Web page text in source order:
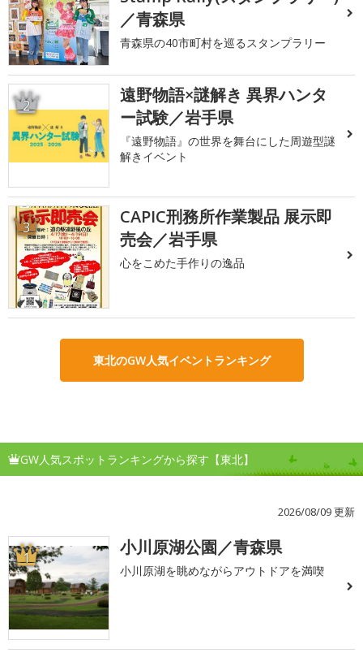
／青森県
青森県の40市町村を巡るスタンプラリー
2
遠野物語×謎解き 異界ハンタ
ー試験／岩手県
『遠野物語』の世界を舞台にした周遊型謎
解きイベント
3
CAPIC刑務所作業製品 展示即
売会／岩手県
心をこめた手作りの逸品
東北のGW人気イベントランキング
GW人気スポットランキングから探す【東北】
2026/08/09 更新
1 小川原湖公園／青森県
小川原湖を眺めながらアウトドアを満喫